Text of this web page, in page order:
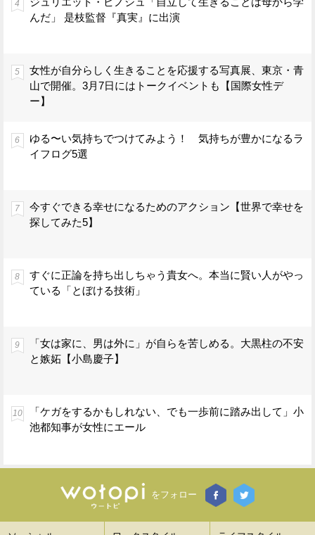
んだ」 是枝監督『真実』に出演
女性が自分らしく生きることを応援する写真展、東京・青
山で開催。3月7日にはトークイベントも【国際女性デ
ー】
ゆる〜い気持ちでつけてみよう！ 気持ちが豊かになるラ
イフログ5選
今すぐできる幸せになるためのアクション【世界で幸せを
探してみた5】
すぐに正論を持ち出しちゃう貴女へ。本当に賢い人がやっ
ている「とぼける技術」
「女は家に、男は外に」が自らを苦しめる。大黒柱の不安
と嫉妬【小島慶子】
「ケガをするかもしれない、でも一歩前に踏み出して」小
池都知事が女性にエール
をフォロー